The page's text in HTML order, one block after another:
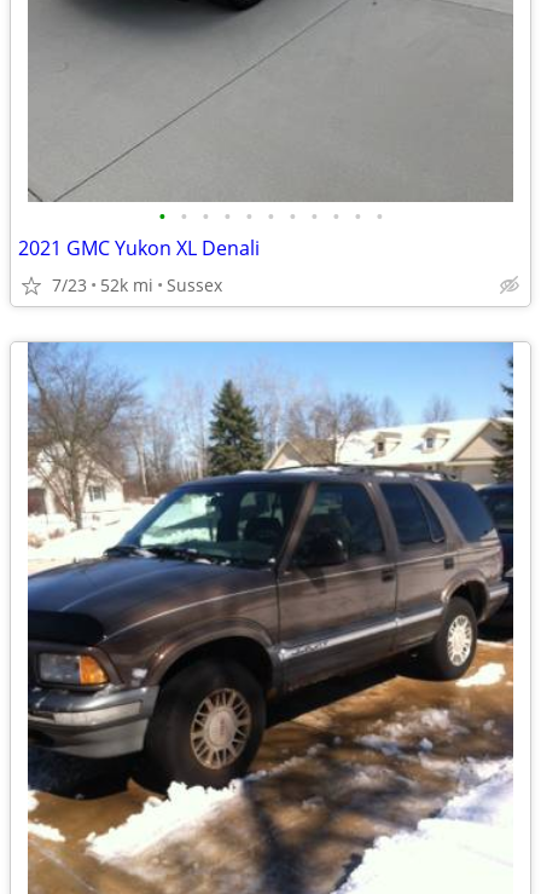
• • • • • • • • • • •
2021 GMC Yukon XL Denali
7/23 52k mi Sussex